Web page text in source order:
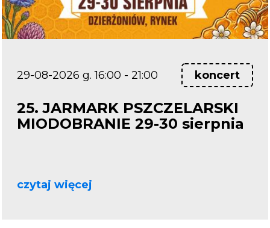
29-08-2026 g. 16:00 - 21:00 koncert
25. JARMARK PSZCZELARSKI
MIODOBRANIE 29-30 sierpnia
czytaj więcej